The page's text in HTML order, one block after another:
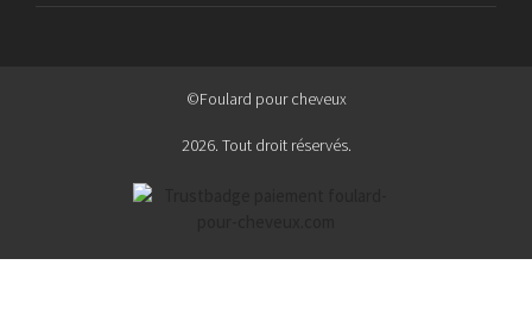
©Foulard pour cheveux
2026. Tout droit réservés.